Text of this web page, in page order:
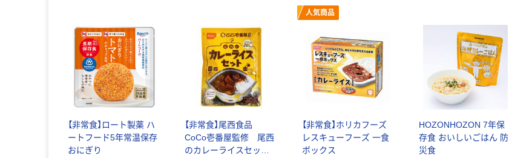
【非常食】ロート製薬 ハ
ートフード5年常温保存
おにぎり
【非常食】尾西食品
CoCo壱番屋監修 尾西
のカレーライスセッ
人気商品
【非常食】ホリカフーズ
レスキューフーズ 一食
ボックス
HOZONHOZON 7年保
存食 おいしいごはん 防
災食